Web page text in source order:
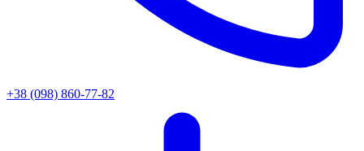
+38 (098) 860-77-82